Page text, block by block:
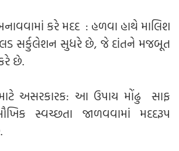
કરે મદદ : હળવા હાથે માલિશ
સર્કુલેશન સુધરે છે, જે દાંતને મજબૂત
છે.
અસરકારક: આ ઉપાય મોંઢુ સાફ
સ્વચ્છતા જાળવવામાં મદદરૂપ